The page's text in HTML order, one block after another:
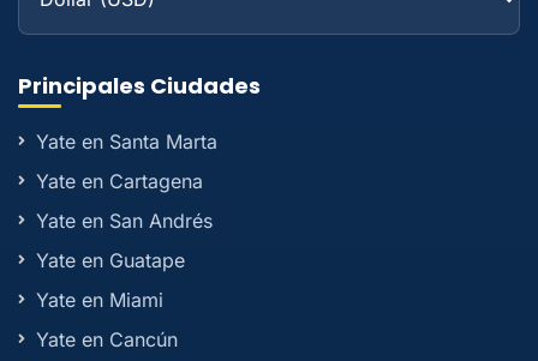
Principales Ciudades
Yate en Santa Marta
Yate en Cartagena
Yate en San Andrés
Yate en Guatape
Yate en Miami
Yate en Cancún